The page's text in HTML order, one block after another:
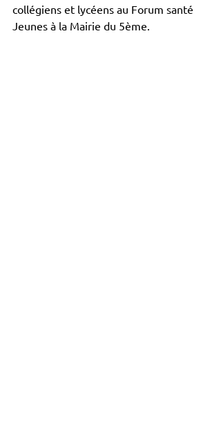
collégiens et lycéens au Forum santé
Jeunes à la Mairie du 5ème.